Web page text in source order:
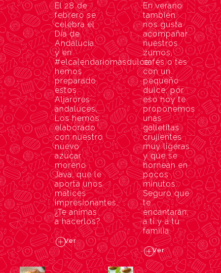
El 28 de
febrero se
celebra el
Día de
Andalucía,
y en
#elcalendariomasdulce
hemos
preparado
estos
Aljarores
andaluces.
Los hemos
elaborado
con nuestro
nuevo
azúcar
moreno
Java, que le
aporta unos
matices
impresionantes.
¿Te animas
a hacerlos?
Ver
En verano
también
nos gusta
acompañar
nuestros
zumos,
cafés o tés
con un
pequeño
dulce, por
eso hoy te
proponemos
unas
galletitas
crujientes
muy ligeras
y que se
hornean en
pocos
minutos.
Seguro que
te
encantarán,
a ti y a tu
familia.
Ver